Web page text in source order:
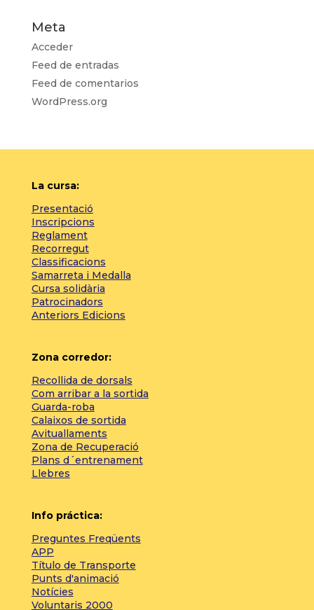
Meta
Acceder
Feed de entradas
Feed de comentarios
WordPress.org
La cursa:
Presentació
Inscripcions
Reglament
Recorregut
Classificacions
Samarreta i Medalla
Cursa solidària
Patrocinadors
Anteriors Edicions
Zona corredor:
Recollida de dorsals
Com arribar a la sortida
Guarda-roba
Calaixos de sortida
Avituallaments
Zona de Recuperació
Plans d´entrenament
Llebres
Info práctica:
Preguntes Freqüents
APP
Título de Transporte
Punts d'animació
Notícies
Voluntaris 2000